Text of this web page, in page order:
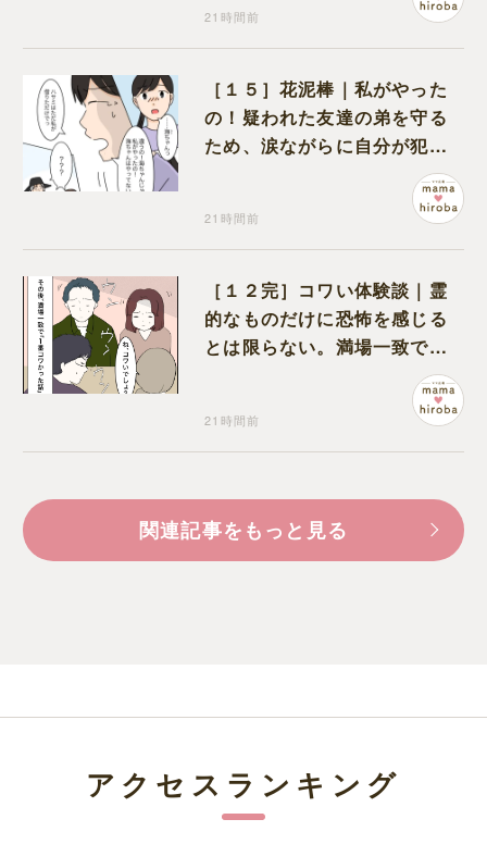
21時間前
［１５］花泥棒｜私がやった
の！疑われた友達の弟を守る
ため、涙ながらに自分が犯人
21時間前
［１２完］コワい体験談｜霊
的なものだけに恐怖を感じる
とは限らない。満場一致でコ
ワいと認定された意外な体験
21時間前
関連記事をもっと見る
アクセスランキング